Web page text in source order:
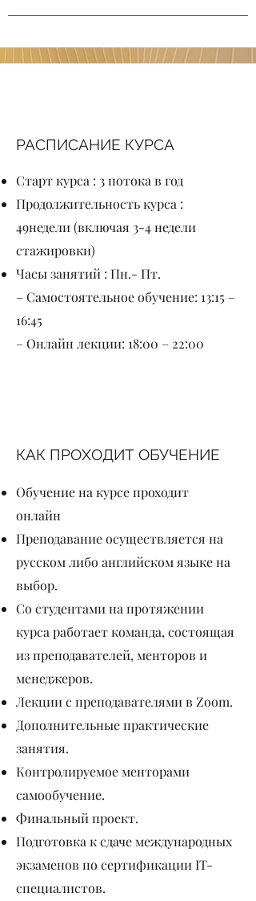
РАСПИСАНИЕ КУРСА
Старт курса : 3 потока в год
Продолжительность курса :
49недели (включая 3-4 недели
стажировки)
Часы занятий : Пн.- Пт.
– Самостоятельное обучение: 13:15 –
16:45
– Онлайн лекции: 18:00 – 22:00
КАК ПРОХОДИТ ОБУЧЕНИЕ
Обучение на курсе проходит
онлайн
Преподавание осуществляется на
русском либо английском языке на
выбор.
Со студентами на протяжении
курса работает команда, состоящая
из преподавателей, менторов и
менеджеров.
Лекции с преподавателями в Zoom.
Дополнительные практические
занятия.
Контролируемое менторами
самообучение.
Финальный проект.
Подготовка к сдаче международных
экзаменов по сертификации IT-
специалистов.